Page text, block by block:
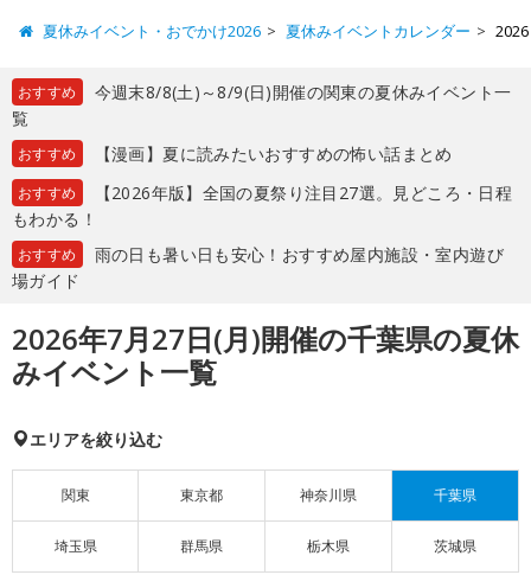
夏休みイベント・おでかけ2026 夏休みイベントカレンダー
おすすめ
今週末8/8(土)～8/9(日)開催の関東の夏休みイベント一
覧
おすすめ 【漫画】夏に読みたいおすすめの怖い話まとめ
おすすめ
【2026年版】全国の夏祭り注目27選。見どころ・日程
もわかる！
おすすめ
雨の日も暑い日も安心！おすすめ屋内施設・室内遊び
場ガイド
2026年7月27日(月)開催の千葉県の夏休
みイベント一覧
エリアを絞り込む
関東 東京都 神奈川県 千葉県
埼玉県 群馬県 栃木県 茨城県